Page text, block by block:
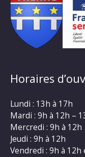
Horaires
Lundi : 13h à 17h
Mardi : 9h à 12h –
Mercredi : 9h à 12h
Jeudi : 9h à 12h
Vendredi : 9h à 12h